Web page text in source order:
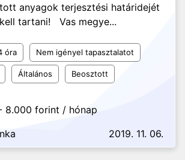
anyagok terjesztési határidejét
tartani! Vas megye...
óra Nem igényel tapasztalatot
Általános Beosztott
8.000 forint / hónap
2019. 11. 06.